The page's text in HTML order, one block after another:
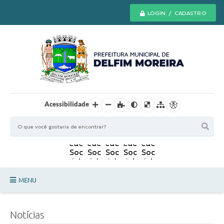
LOGIN / CADASTRO
Acessibilidade
MENU
Notícias